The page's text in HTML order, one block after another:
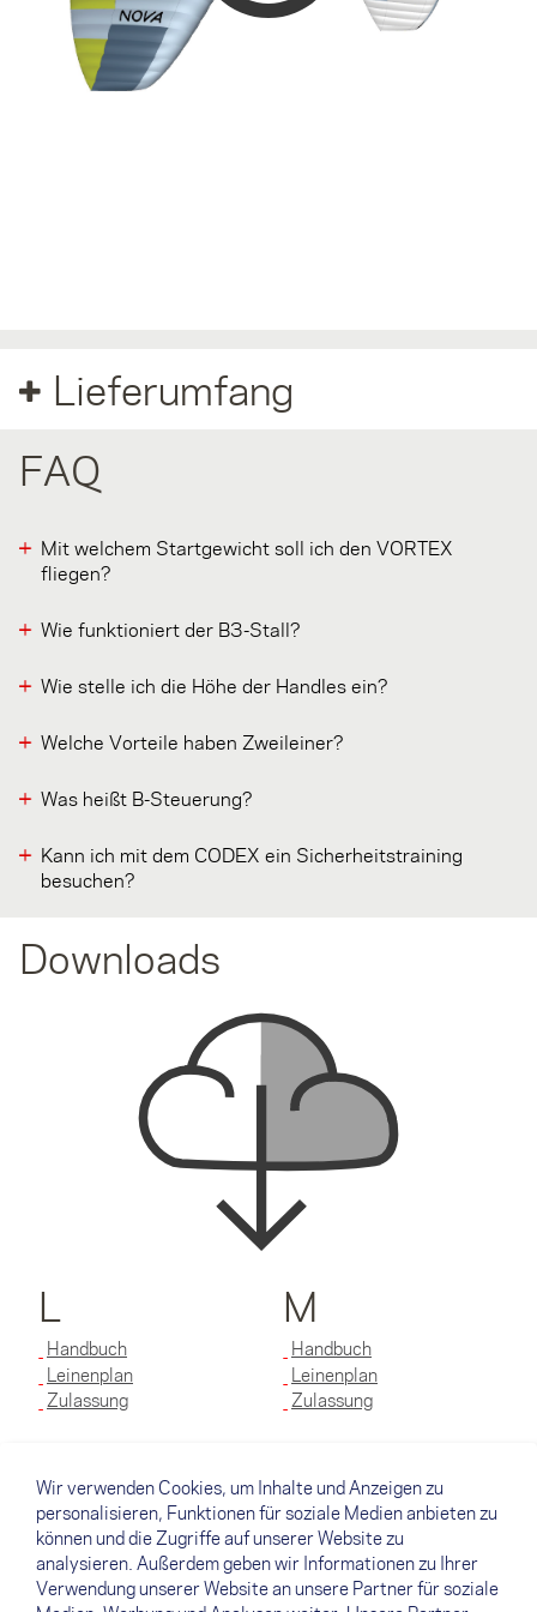
Tapestry
Lieferumfang
FAQ
Mit welchem Startgewicht soll ich den VORTEX
fliegen?
Wie funktioniert der B3-Stall?
Wie stelle ich die Höhe der Handles ein?
Welche Vorteile haben Zweileiner?
Was heißt B-Steuerung?
Kann ich mit dem CODEX ein Sicherheitstraining
besuchen?
Downloads
L
Handbuch
Leinenplan
Zulassung
M
Handbuch
Leinenplan
Zulassung
S
Handbuch
Leinenplan
Zulassung
XS
Handbuch
Leinenplan
Zulassung
Wir verwenden Cookies, um Inhalte und Anzeigen zu
personalisieren, Funktionen für soziale Medien anbieten zu
können und die Zugriffe auf unserer Website zu
analysieren. Außerdem geben wir Informationen zu Ihrer
Verwendung unserer Website an unsere Partner für soziale